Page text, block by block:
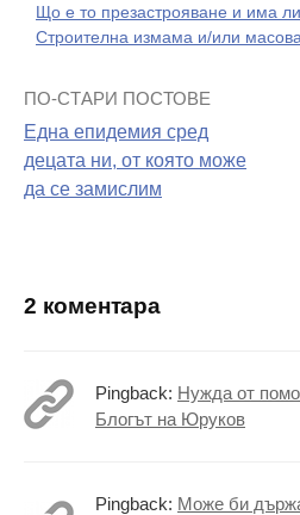
Що е то презастрояване и има
Строителна измама и/или
Навигация
на
поста
ПО-СТАРИ ПОСТОВЕ
Една епидемия сред
децата ни, от която може
да се замислим
2 коментара
Pingback: Нужда от
Блогът на Юруков
Pingback: Може би